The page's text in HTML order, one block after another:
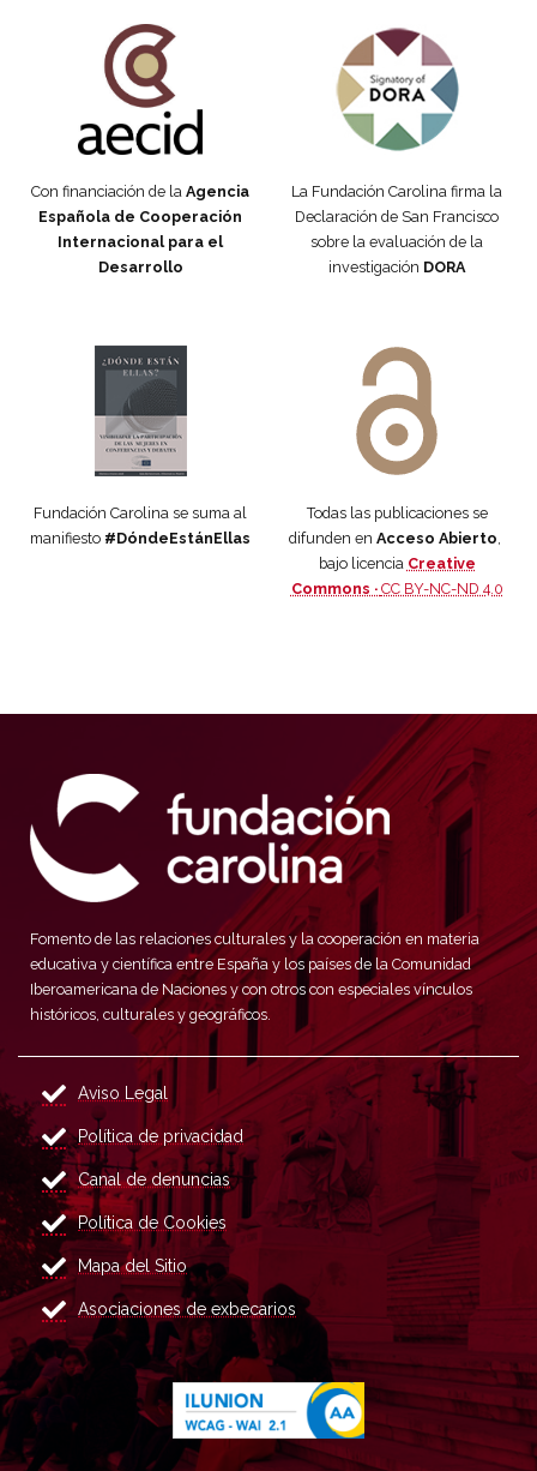
Con financiación de la Agencia
Española de Cooperación
Internacional para el
Desarrollo
La Fundación Carolina firma la
Declaración de San Francisco
sobre la evaluación de la
investigación DORA
Fundación Carolina se suma al
manifiesto #DóndeEstánEllas
Todas las publicaciones se
difunden en Acceso Abierto
bajo licencia Creative
Commons · CC BY-NC-ND 4.0
Fomento de las relaciones culturales y la cooperación en materia
educativa y científica entre España y los países de la Comunidad
Iberoamericana de Naciones y con otros con especiales vínculos
históricos, culturales y geográficos.
Aviso Legal
Política de privacidad
Canal de denuncias
Política de Cookies
Mapa del Sitio
Asociaciones de exbecarios